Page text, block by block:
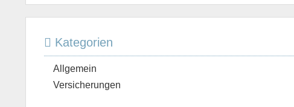
Kategorien
Allgemein
Versicherungen